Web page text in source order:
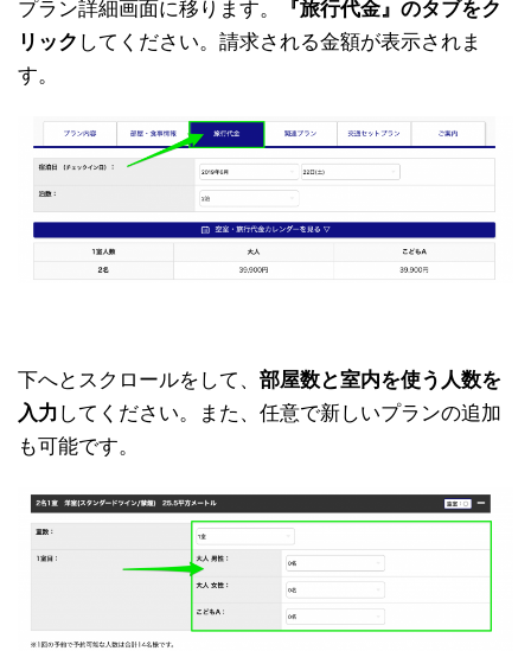
プラン詳細画面に移ります。
『旅行代金』のタブをク
リック してください。請求される金額が表示されま
す。
下へとスクロールをして、 部屋数と室内を使う人数を
入力 してください。また、任意で新しいプランの追加
も可能です。